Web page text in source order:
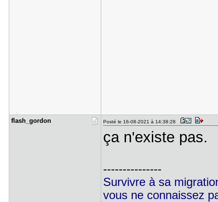
flash_gord​on Posté le 16-08-2021 à 14:38:28
ça n'existe pas.
---------------
Survivre à sa
vous ne connaissez